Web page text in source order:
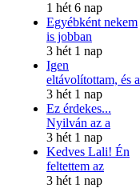
1 hét 6 nap
Egyébként nekem
is jobban
3 hét 1 nap
Igen
eltávolítottam, és a
3 hét 1 nap
Ez érdekes...
Nyilván az a
3 hét 1 nap
Kedves Lali! Én
feltettem az
3 hét 1 nap